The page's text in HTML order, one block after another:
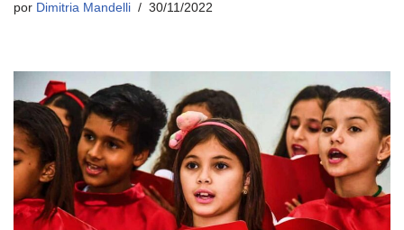
por Dimitria Mandelli 30/11/2022